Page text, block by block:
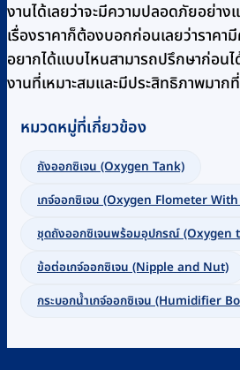
งานได้เลยว่าจะมีความปลอดภัยอย่า
เรื่องราคาก็ต้องบอกก่อนเลยว่าราคา
อยากได้แบบไหนสามารถปรึกษาก่อนไ
งานที่เหมาะสมและมีประสิทธิภาพมาก
หมวดหมู่ที่เกี่ยวข้อง
ถังออกซิเจน (Oxygen Tank)
เกจ์ออกซิเจน (Oxygen Flometer
ชุดถังออกซิเจนพร้อมอุปกรณ์ (Oxygen
ข้อต่อเกจ์ออกซิเจน (Nipple and Nut)
กระบอกน้ำเกจ์ออกซิเจน (Humidifier